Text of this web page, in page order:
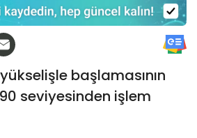
başlamasının
seviyesinden işlem